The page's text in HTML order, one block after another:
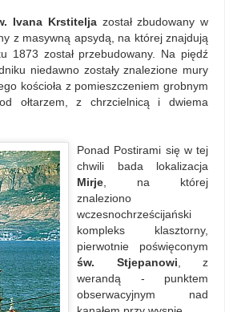
Ivana Krstiteljazostał zbudowany w
z masywną apsydą, na której znajdują
1873 został przebudowany. Na piędź
niedawno zostały znalezione mury
kościoła z pomieszczeniem grobnym
ołtarzem, z chrzcielnicą i dwiema
Ponad Postirami się w tej
chwili bada lokalizacja
Mirje, na której
znaleziono
wczesnochrześcijański
kompleks klasztorny,
pierwotnie poświęconym
św. Stjepanowi, z
werandą - punktem
obserwacyjnym nad